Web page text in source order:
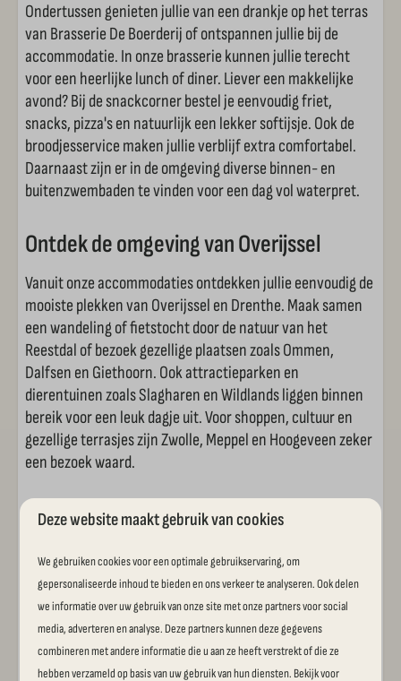
Ondertussen genieten jullie van een drankje op het terras
van Brasserie De Boerderij of ontspannen jullie bij de
accommodatie. In onze brasserie kunnen jullie terecht
voor een heerlijke lunch of diner. Liever een makkelijke
avond? Bij de snackcorner bestel je eenvoudig friet,
snacks, pizza's en natuurlijk een lekker softijsje. Ook de
broodjesservice maken jullie verblijf extra comfortabel.
Daarnaast zijn er in de omgeving diverse binnen- en
buitenzwembaden te vinden voor een dag vol waterpret.
Ontdek de omgeving van Overijssel
Vanuit onze accommodaties ontdekken jullie eenvoudig de
mooiste plekken van Overijssel en Drenthe. Maak samen
een wandeling of fietstocht door de natuur van het
Reestdal of bezoek gezellige plaatsen zoals Ommen,
Dalfsen en Giethoorn. Ook attractieparken en
dierentuinen zoals Slagharen en Wildlands liggen binnen
bereik voor een leuk dagje uit. Voor shoppen, cultuur en
gezellige terrasjes zijn Zwolle, Meppel en Hoogeveen zeker
een bezoek waard.
Een vakantie vol herinneringen
Vakantiehoeve Si-Es-An is dé plek voor gezinnen die
samen willen genieten van ontspanning, natuur en leuke
activiteiten. Of jullie nu kiezen voor actief eropuit gaan of
juist lekker ontspannen bij de accommodatie, hier maken
jullie samen de mooiste vakantieherinneringen.
Deze website maakt gebruik van cookies
We gebruiken cookies voor een optimale gebruikservaring, om
gepersonaliseerde inhoud te bieden en ons verkeer te analyseren. Ook delen
we informatie over uw gebruik van onze site met onze partners voor social
media, adverteren en analyse. Deze partners kunnen deze gegevens
combineren met andere informatie die u aan ze heeft verstrekt of die ze
hebben verzameld op basis van uw gebruik van hun diensten. Bekijk voor